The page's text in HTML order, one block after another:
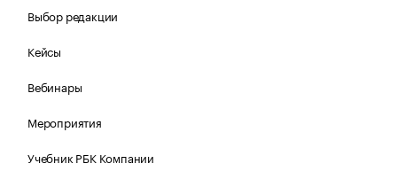
Выбор редакции
Кейсы
Вебинары
Мероприятия
Учебник РБК Компании